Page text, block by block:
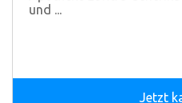
und ...
Jetzt